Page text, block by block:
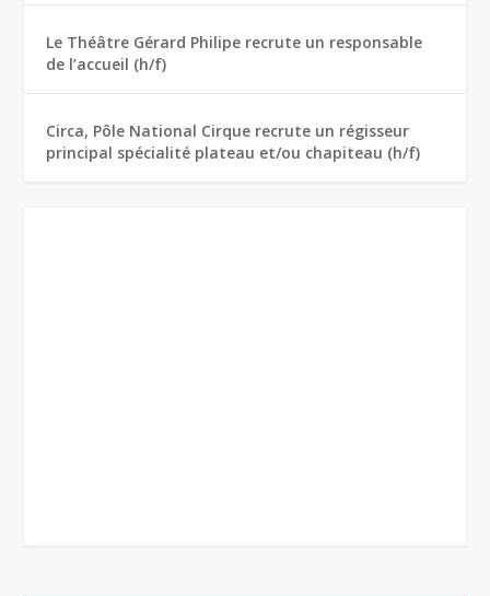
Le Théâtre Gérard Philipe recrute un responsable
de l’accueil (h/f)
Circa, Pôle National Cirque recrute un régisseur
principal spécialité plateau et/ou chapiteau (h/f)